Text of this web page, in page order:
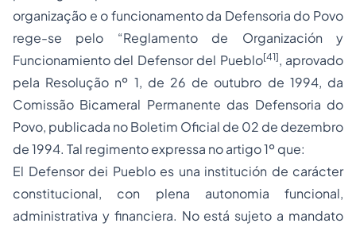
organização e o funcionamento da Defensoria do Povo
rege-se pelo “Reglamento de Organización y
Funcionamiento del Defensor del Pueblo[41], aprovado
pela Resolução nº 1, de 26 de outubro de 1994, da
Comissão Bicameral Permanente das Defensoria do
Povo, publicada no Boletim Oficial de 02 de dezembro
de 1994. Tal regimento expressa no artigo 1º que:
El Defensor dei Pueblo es una institución de carácter
constitucional, con plena autonomia funcional,
administrativa y financiera. No está sujeto a mandato